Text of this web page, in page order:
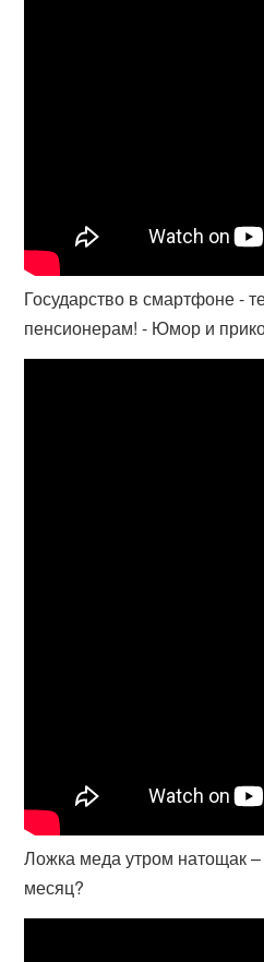
Государство в смартфоне -
пенсионерам! - Юмор и
Ложка меда утром натощак –
месяц?